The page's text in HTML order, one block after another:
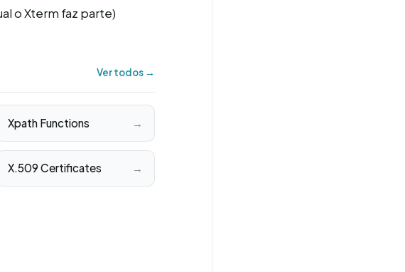
o Xterm faz parte)
Ver todos →
Xpath Functions →
X.509 Certificates →